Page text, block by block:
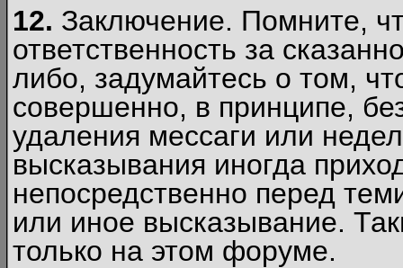
12. Заключение. Помните,
ответственность за
либо, задумайтесь о том,
совершенно, в принципе,
удаления мессаги или
высказывания иногда
непосредственно перед
или иное высказывание.
только на этом форуме.